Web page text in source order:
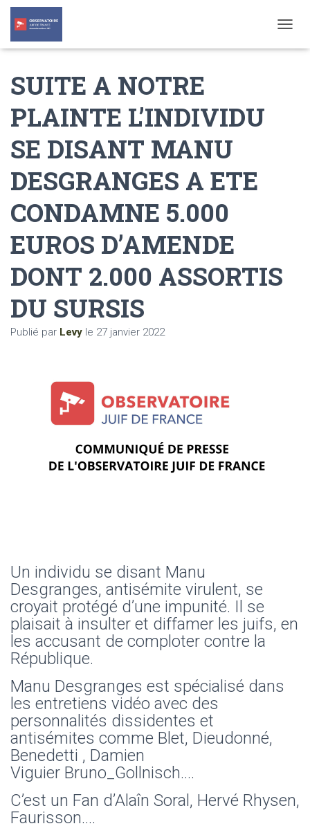
O
SUITE A NOTRE
PLAINTE L’INDIVIDU
SE DISANT MANU
DESGRANGES A ETE
CONDAMNE 5.000
EUROS D’AMENDE
DONT 2.000 ASSORTIS
DU SURSIS
Publié par Levy le 27 janvier 2022
Un individu se disant Manu
Desgranges, antisémite virulent, se
croyait protégé d’une impunité. Il se
plaisait à insulter et diffamer les juifs, en
les accusant de comploter contre la
République.
Manu Desgranges est spécialisé dans
les entretiens vidéo avec des
personnalités dissidentes et
antisémites comme Blet, Dieudonné,
Benedetti , Damien
Viguier Bruno_Gollnisch….
C’est un Fan d’Alaîn Soral, Hervé Rhysen,
Faurisson….